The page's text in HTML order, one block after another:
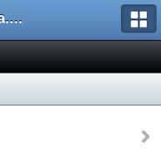
ФОРУМ PHILka.RU